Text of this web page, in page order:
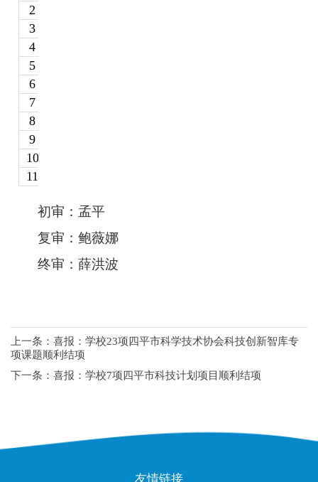
2
3
4
5
6
7
8
9
10
11
初审 ：孟平
复审：鲍薇娜
终审：薛洪波
上一条： 喜报：学校23项四平市科学技术协会科技创新智库专
项课题顺利结项
下一条： 喜报：学校7项四平市科技计划项目顺利结项
友情链接